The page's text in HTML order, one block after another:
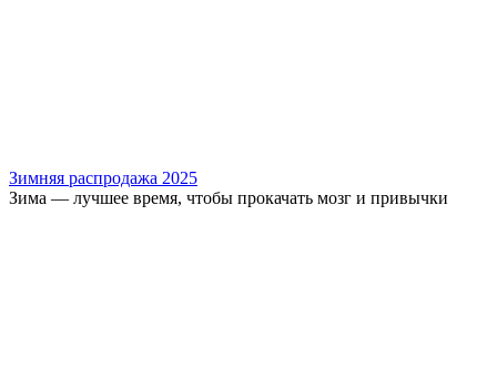
Зимняя распродажа 2025
Зима — лучшее время, чтобы прокачать мозг и привычки